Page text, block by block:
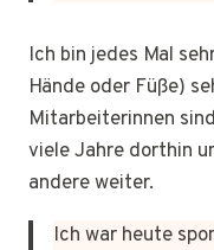
Ich bin jedes Mal
Hände oder Füße)
Mitarbeiterinnen
viele Jahre dorthin
andere weiter.
Ich war heute